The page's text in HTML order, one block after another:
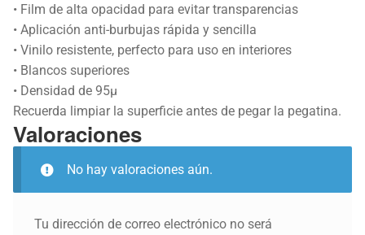
• Film de alta opacidad para evitar transparencias
• Aplicación anti-burbujas rápida y sencilla
• Vinilo resistente, perfecto para uso en interiores
• Blancos superiores
• Densidad de 95µ
Recuerda limpiar la superficie antes de pegar la pegatina.
Valoraciones
No hay valoraciones aún.
Tu dirección de correo electrónico no será